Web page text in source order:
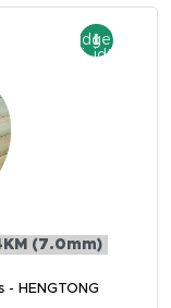
(7.0mm)
HENGTONG